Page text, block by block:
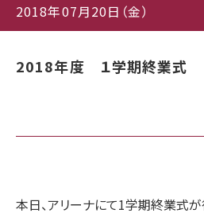
2018年07月20日（金）
2018年度 １学期終業式
本日、アリーナにて1学期終業式が